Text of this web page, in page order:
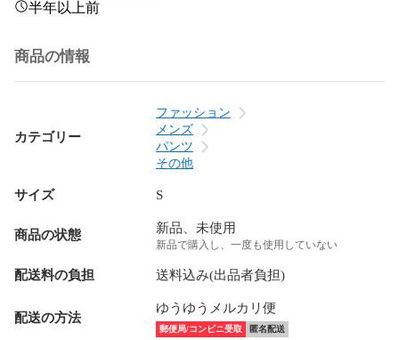
半年以上前
商品の情報
カテゴリー
ファッション
メンズ
パンツ
その他
サイズ S
商品の状態 新品、未使用
新品で購入し、一度も使用していない
配送料の負担 送料込み(出品者負担)
配送の方法
ゆうゆうメルカリ便
郵便局/コンビニ受取 匿名配送